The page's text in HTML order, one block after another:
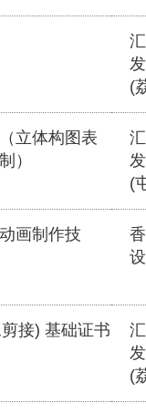
(
立体构图表
）
(
画制作技
接) 基础证书
(